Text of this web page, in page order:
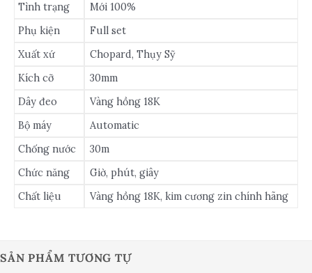
Tình trạng
Mới 100%
Phụ kiện
Full set
Xuất xứ
Chopard, Thụy Sỹ
Kích cỡ
30mm
Dây đeo
Vàng hồng 18K
Bộ máy
Automatic
Chống nước
30m
Chức năng
Giờ, phút, giây
Chất liệu
Vàng hồng 18K, kim cương zin chính hãng
SẢN PHẨM TƯƠNG TỰ